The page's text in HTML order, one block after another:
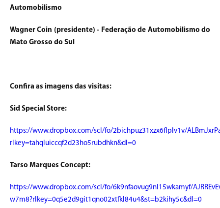
Automobilismo
Wagner Coin (presidente) - Federação de Automobilismo do
Mato Grosso do Sul
Confira as imagens das visitas:
Sid Special Store:
https://www.dropbox.com/scl/fo/2bichpuz31xzx6flplv1v/
rlkey=tahqluiccqf2d23ho5rubdhkn&dl=0
Tarso Marques Concept:
https://www.dropbox.com/scl/fo/6k9nfaovug9nl15wkamyf/
w7m8?rlkey=0q5e2d9git1qno02xtfkl84u4&st=b2kihy5c&dl=0